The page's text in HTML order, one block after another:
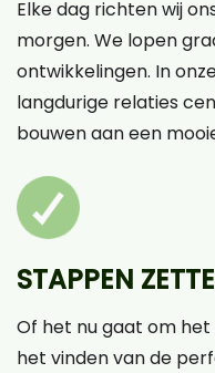
Elke dag richten wij
morgen. We lopen
ontwikkelingen. In
langdurige relaties
bouwen aan een
STAPPEN
Of het nu gaat om
het vinden van de